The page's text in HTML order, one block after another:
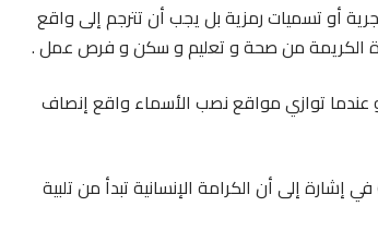
أو تسميات رمزية بل يجب أن تترجم إلى واقع
الكريمة من صحة و تعليم و سكن و فرص عمل .
، و عندما توازي مواقع نصب الأسماء واقع إنصاف
إلى أن الكرامة الإنسانية تبدأ من تلبية